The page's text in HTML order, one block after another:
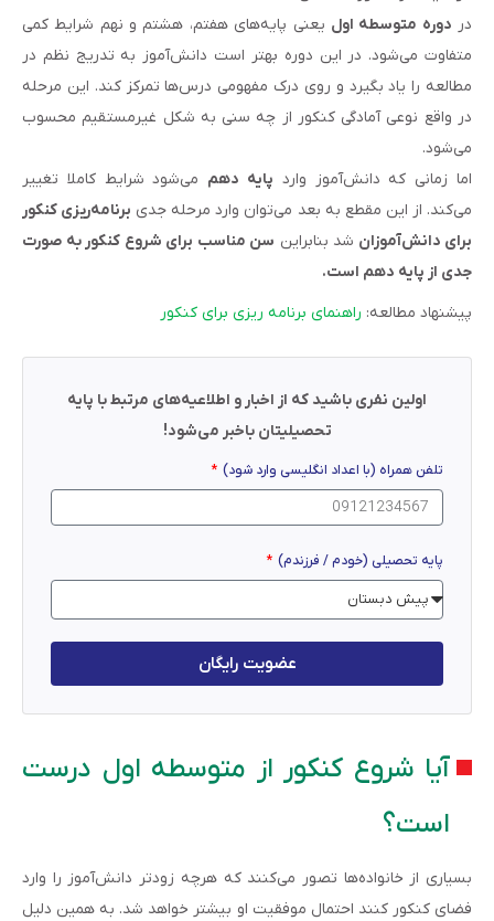
در دوره متوسطه اول یعنی پایه‌های هفتم، هشتم و نهم شرایط کمی
متفاوت می‌شود. در این دوره بهتر است دانش‌آموز به تدریج نظم در
مطالعه را یاد بگیرد و روی درک مفهومی درس‌ها تمرکز کند. این مرحله
در واقع نوعی آمادگی کنکور از چه سنی به شکل غیرمستقیم محسوب
می‌شود.
اما زمانی که دانش‌آموز وارد پایه دهم می‌شود شرایط کاملا تغییر
می‌کند. از این مقطع به بعد می‌توان وارد مرحله جدی برنامه‌ریزی کنکور
برای دانش‌آموزان شد بنابراین سن مناسب برای شروع کنکور به صورت
جدی از پایه دهم است.
پیشنهاد مطالعه: راهنمای برنامه ریزی برای کنکور
اولین نفری باشید که از اخبار و اطلاعیه‌های مرتبط با پایه
تحصیلیتان باخبر می‌شود!
تلفن همراه (با اعداد انگلیسی وارد شود)
پایه تحصیلی (خودم / فرزندم)
عضویت رایگان
آیا شروع کنکور از متوسطه اول درست
است؟
بسیاری از خانواده‌ها تصور می‌کنند که هرچه زودتر دانش‌آموز را وارد
فضای کنکور کنند احتمال موفقیت او بیشتر خواهد شد. به همین دلیل